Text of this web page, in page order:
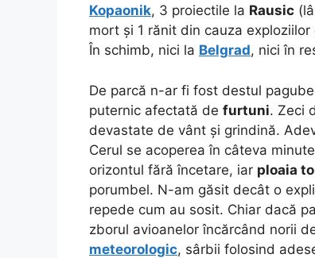
Kopaonik, 3 proiectile la Rausic
mort și 1 rănit din cauza exploziilor
În schimb, nici la Belgrad, nici în
De parcă n-ar fi fost destul
puternic afectată de furtuni. Zeci
devastate de vânt și grindină.
Cerul se acoperea în câteva
orizontul fără încetare, iar ploaia
porumbel. N-am găsit decât o
repede cum au sosit. Chiar dacă
zborul avioanelor încărcând norii
meteorologic, sârbii folosind